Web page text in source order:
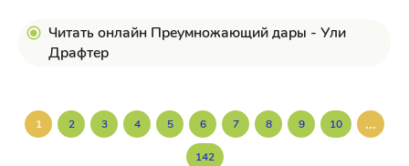
Читать онлайн Преумножающий дары - Ули
Драфтер
1 2 3 4 5 6 7 8 9 10 ...
142